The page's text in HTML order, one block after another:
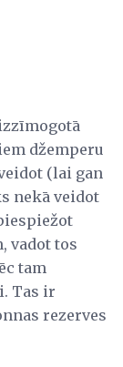
džemperu
(lai gan
nekā veidot
vadot tos
tam
Tas ir
rezerves